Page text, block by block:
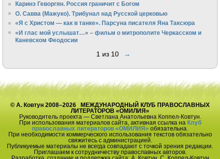
Каринэ Геворгян. Россия граничит с Богом
О. Савва (Мажуко). Трибунал над Русской церковью
«Я с Христом — как в танке». Парсуна писателя Яна Таксюра
«И глас мой услышат…» – фильм о митрополите Черкасском и
Каневском Феодосии
1 из 10 →
© А. Ковтун 2008–2026 МЕЖДУНАРОДНЫЙ КЛУБ ПРАВОСЛАВНЫХ
ЛИТЕРАТОРОВ «ОМИЛИЯ»
Руководитель проекта — Светлана Анатольевна Коппел-Ковтун.
При использования материалов сайта, активная ссылка на Клуб
православных литераторов «ОМИЛИЯ» обязательна.
При необходимости коммерческого использования текстов обязательно
свяжитесь с администрацией.
Публикуемые материалы не всегда совпадают с точкой зрения редакции.
Приглашаем к сотрудничеству православных авторов.